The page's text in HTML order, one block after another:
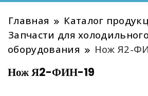
Главная
Каталог
Запчасти для холодильного
оборудования
Нож Я2-
Нож Я2-ФИН-19